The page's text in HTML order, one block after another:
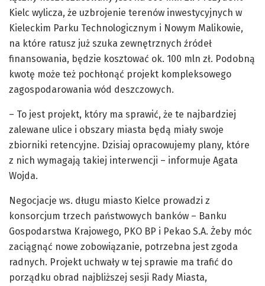
Kielc wylicza, że uzbrojenie terenów inwestycyjnych w
Kieleckim Parku Technologicznym i Nowym Malikowie,
na które ratusz już szuka zewnętrznych źródeł
finansowania, będzie kosztować ok. 100 mln zł. Podobną
kwotę może też pochłonąć projekt kompleksowego
zagospodarowania wód deszczowych.
– To jest projekt, który ma sprawić, że te najbardziej
zalewane ulice i obszary miasta będą miały swoje
zbiorniki retencyjne. Dzisiaj opracowujemy plany, które
z nich wymagają takiej interwencji – informuje Agata
Wojda.
Negocjacje ws. długu miasto Kielce prowadzi z
konsorcjum trzech państwowych banków – Banku
Gospodarstwa Krajowego, PKO BP i Pekao S.A. Żeby móc
zaciągnąć nowe zobowiązanie, potrzebna jest zgoda
radnych. Projekt uchwały w tej sprawie ma trafić do
porządku obrad najbliższej sesji Rady Miasta,